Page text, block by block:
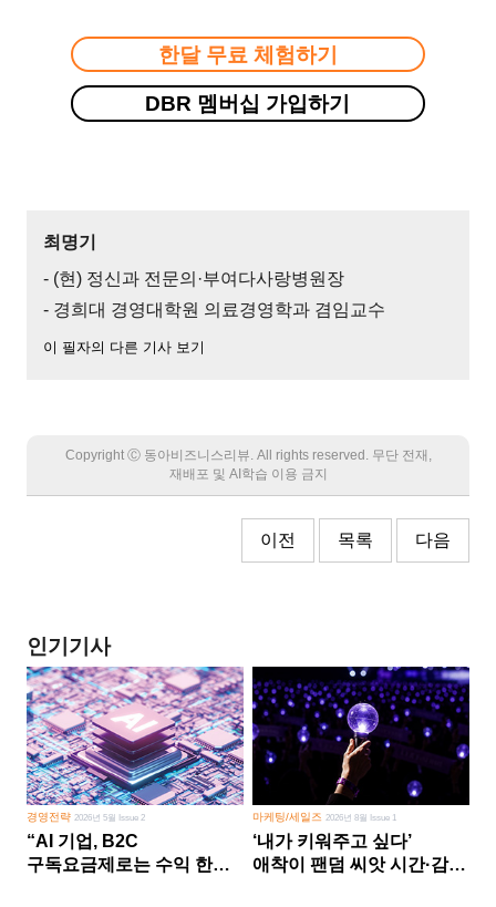
한달 무료 체험하기
DBR 멤버십 가입하기
최명기
- (현) 정신과 전문의·부여다사랑병원장
- 경희대 경영대학원 의료경영학과 겸임교수
이 필자의 다른 기사 보기
Copyright Ⓒ 동아비즈니스리뷰. All rights reserved. 무단 전재,
재배포 및 AI학습 이용 금지
이전 목록 다음
인기기사
경영전략 2026년 5월 Issue 2
“AI 기업, B2C
구독요금제로는 수익 한계
마케팅/세일즈 2026년 8월 Issue 1
‘내가 키워주고 싶다’
애착이 팬덤 씨앗 시간·감정